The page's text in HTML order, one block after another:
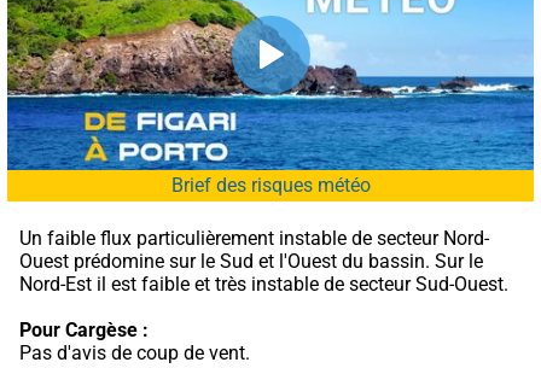
Brief des risques météo
Un faible flux particulièrement instable de secteur Nord-
Ouest prédomine sur le Sud et l'Ouest du bassin. Sur le
Nord-Est il est faible et très instable de secteur Sud-Ouest.
Pour Cargèse :
Pas d'avis de coup de vent.